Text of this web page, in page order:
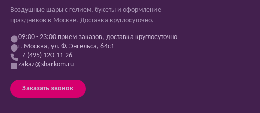
Воздушные шары с гелием, букеты и оформление
праздников в Москве. Доставка круглосуточно.
09:00 - 23:00 прием заказов, доставка круглосуточно
г. Москва, ул. Ф. Энгельса, 64с1
+7 (495) 120-11-26
zakaz@sharkom.ru
Заказать звонок